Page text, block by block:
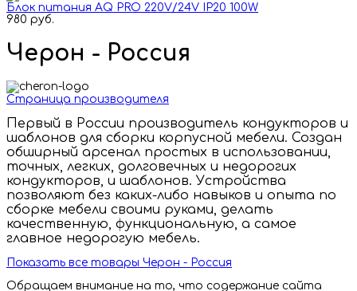
Блок питания AQ PRO 220V/24V IP20 100W
980 руб.
Черон - Россия
Страница производителя
Первый в России производитель кондукторов и
шаблонов для сборки корпусной мебели. Создан
обширный арсенал простых в использовании,
точных, легких, долговечных и недорогих
кондукторов, и шаблонов. Устройства
позволяют без каких-либо навыков и опыта по
сборке мебели своими руками, делать
качественную, функциональную, а самое
главное недорогую мебель.
Показать все товары Черон - Россия
Обращаем внимание на то, что содержание сайта